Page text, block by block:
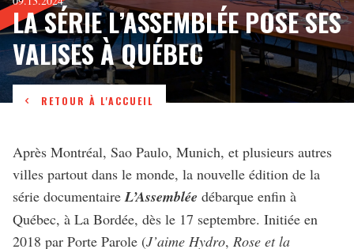
RETOUR À L'ACCUEIL
LA SÉRIE L’ASSEMBLÉE POSE SES
VALISES À QUÉBEC
Après Montréal, Sao Paulo, Munich, et plusieurs autres
villes partout dans le monde, la nouvelle édition de la
série documentaireL’Assemblée débarque enfin à
Québec, à La Bordée, dès le 17 septembre. Initiée en
2018 par Porte Parole (J’aime Hydro, Rose et la